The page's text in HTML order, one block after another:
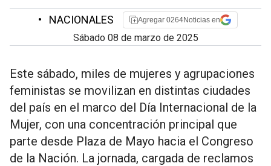
• NACIONALES Agregar 0264Noticias en
sábado 08 de marzo de 2025
Este sábado, miles de mujeres y agrupaciones
feministas se movilizan en distintas ciudades
del país en el marco del Día Internacional de la
Mujer, con una concentración principal que
parte desde Plaza de Mayo hacia el Congreso
de la Nación. La jornada, cargada de reclamos